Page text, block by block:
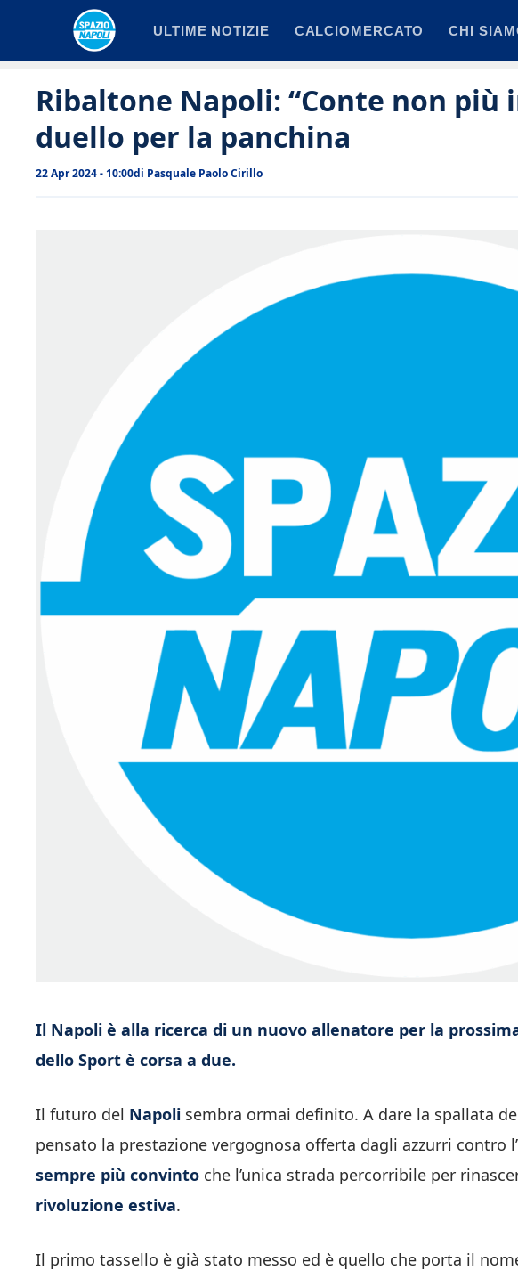
ULTIME NOTIZIE CALCIOMERCATO CHI
Ribaltone Napoli: “Conte non più
duello per la panchina
22 Apr 2024 - 10:00di Pasquale Paolo Cirillo
Il Napoli è alla ricerca di un nuovo allenatore per la
dello Sport è corsa a due.
Il futuro del Napoli sembra ormai definito. A dare la spallata
pensato la prestazione vergognosa offerta dagli azzurri contro
sempre più convinto che l’unica strada percorribile per
rivoluzione estiva.
Il primo tassello è già stato messo ed è quello che porta il